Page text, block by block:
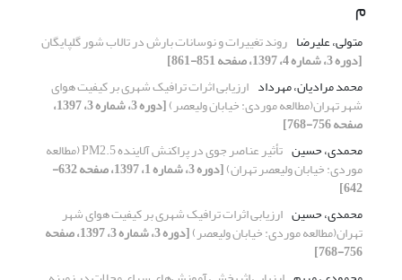
م
متولی، علیرضا روند تغییرات و نوسانات بارش در تالاب شور گلپایگان
[دوره 3، شماره 4، 1397، صفحه 851-861]
محمد مرادیان، مهرداد ارزیابی اثرات ترافیک شهری بر کیفیت هوای
شهر تهران(مطالعه موردی: خیابان ولیعصر) [دوره 3، شماره 3، 1397،
صفحه 756-768]
محمدی، حسین
تأثیر عناصر جوی در پراکنش آلاینده‌ PM2.5 (مطالعه
موردی: خیابان ولیعصر تهران) [دوره 3، شماره 1، 1397، صفحه 632-
642]
محمدی، حسین ارزیابی اثرات ترافیک شهری بر کیفیت هوای شهر
تهران(مطالعه موردی: خیابان ولیعصر) [دوره 3، شماره 3، 1397، صفحه
756-768]